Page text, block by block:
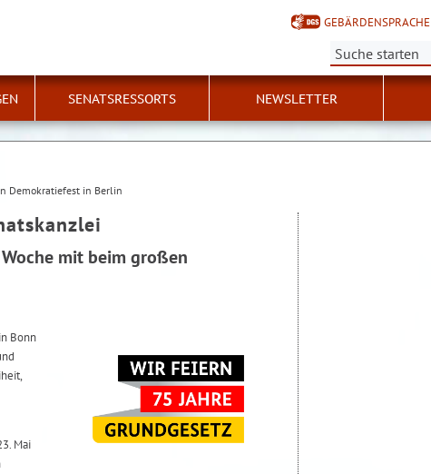
GEBÄRDENSPRACHE
Suche:
SENATSRESSORTS NEWSLETTER
Demokratiefest in Berlin
mit beim großen
Bonn
Mai